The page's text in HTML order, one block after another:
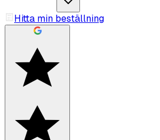
Hitta min beställning